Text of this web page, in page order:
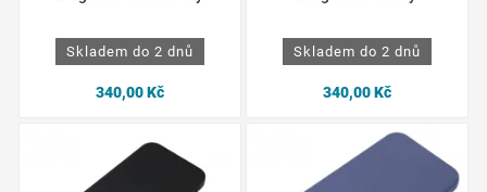
Skladem do 2 dnů
340,00 Kč
Skladem do 2 dnů
340,00 Kč